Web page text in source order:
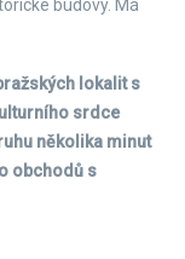
budovy. Má
lokalit s
srdce
několika minut
obchodů s